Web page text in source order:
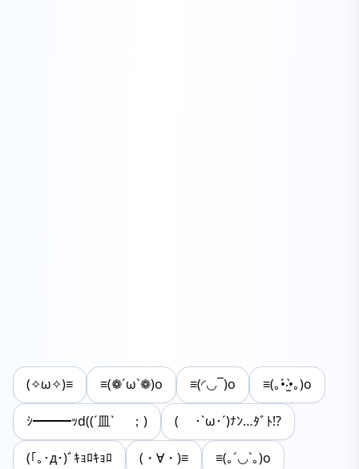
(✧ω✧)≡ ≡(❁´ω`❁)o ≡(◜◡‾)o ≡(｡•́‧̫•̀｡)o
ｼ━━━ｯd((ˊ皿ˋ ；) ( ･`ω･´)ﾅﾝ…ﾀﾞﾄ!?
(｢｡･д･)ﾞｷｮﾛｷｮﾛ (・∀・)≡ ≡(｡´◡`｡)o